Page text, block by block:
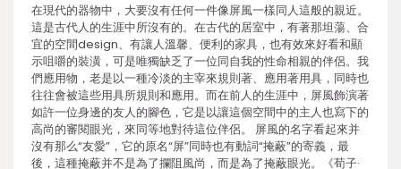
在現代的器物中，大要沒有任何一件像屏風一樣同人這般的親近。
這是古代人的生涯中所沒有的。在古代的居室中，有著那坦蕩、合
宜的空間design、有讓人溫馨、便利的家具，也有效來好看和顯
示咀嚼的裝潢，可是唯獨缺乏了一位同自我的性命相親的伴侶。我
們應用物，老是以一種冷淡的主宰來規則著、應用著用具，同時也
往往會被這些用具所規則和應用。而在前人的生涯中，屏風飾演著
如許一位身邊的友人的腳色，它是以讓這個空間中的主人也寫下的
高尚的審閱眼光，來同等地對待這位伴侶。 屏風的名字看起來并
沒有那么“友愛”，它的原名“屏”同時也有動詞“掩蔽”的寄義，最
後，這種掩蔽并不是為了攔阻風尚，而是為了掩蔽眼光。《荀子·